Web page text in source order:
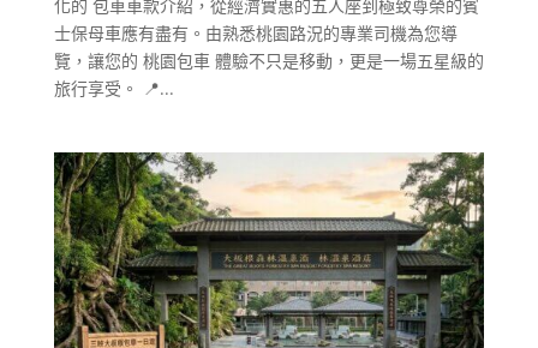
化的 包車車款介紹，從經濟實惠的五人座到極致尊榮的賓
士保母車應有盡有。由熟悉桃園路況的專業司機為您導
覽，讓您的 桃園包車 體驗不只是移動，更是一場五星級的
旅行享受。 📍...